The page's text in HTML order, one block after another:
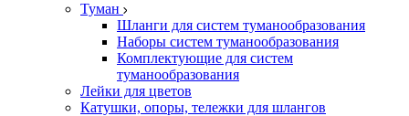
Туман
Шланги для систем туманообразования
Наборы систем туманообразования
Комплектующие для систем
туманообразования
Лейки для цветов
Катушки, опоры, тележки для шлангов